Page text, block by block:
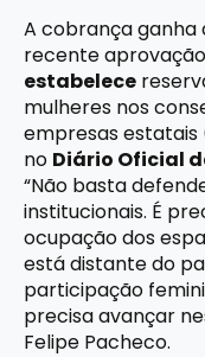
A cobrança ganha
recente
estabelece
mulheres nos
empresas estatais
no Diário Oficial
“Não basta
institucionais. É
ocupação dos
está distante do
participação
precisa avançar
Felipe Pacheco.